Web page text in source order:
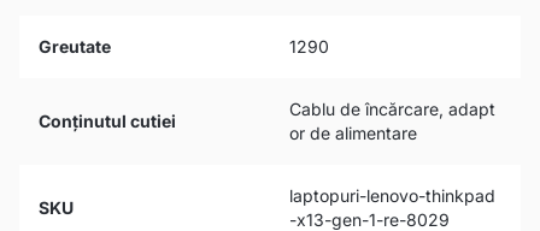
Greutate 1290
Conținutul cutiei
Cablu de încărcare, adapt
or de alimentare
SKU
laptopuri-lenovo-thinkpad
-x13-gen-1-re-8029